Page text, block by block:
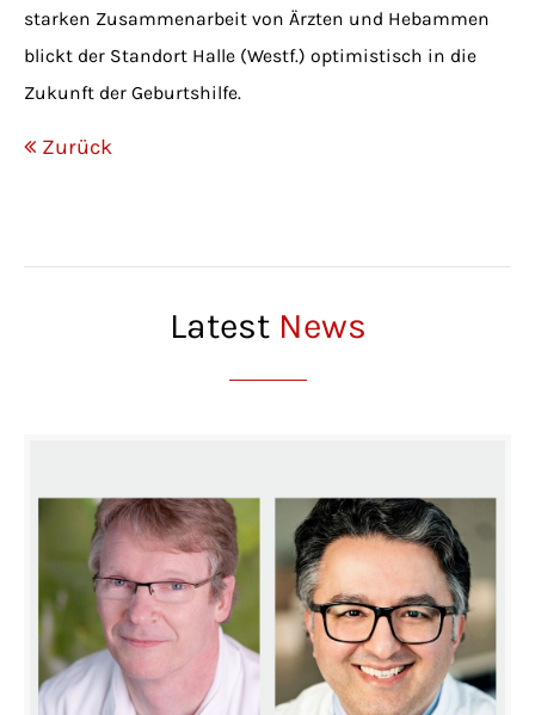
starken Zusammenarbeit von Ärzten und Hebammen
blickt der Standort Halle (Westf.) optimistisch in die
Zukunft der Geburtshilfe.
Zurück
Latest News